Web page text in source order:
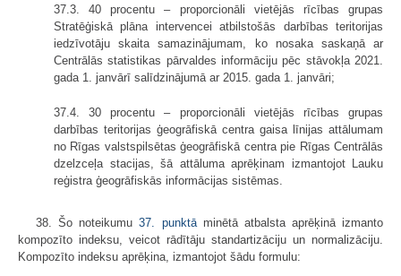
37.3. 40 procentu – proporcionāli vietējās rīcības grupas
Stratēģiskā plāna intervencei atbilstošās darbības teritorijas
iedzīvotāju skaita samazinājumam, ko nosaka saskaņā ar
Centrālās statistikas pārvaldes informāciju pēc stāvokļa 2021.
gada 1. janvārī salīdzinājumā ar 2015. gada 1. janvāri;
37.4. 30 procentu – proporcionāli vietējās rīcības grupas
darbības teritorijas ģeogrāfiskā centra gaisa līnijas attālumam
no Rīgas valstspilsētas ģeogrāfiskā centra pie Rīgas Centrālās
dzelzceļa stacijas, šā attāluma aprēķinam izmantojot Lauku
reģistra ģeogrāfiskās informācijas sistēmas.
38. Šo noteikumu37. punktāminētā atbalsta aprēķinā izmanto
kompozīto indeksu, veicot rādītāju standartizāciju un normalizāciju.
Kompozīto indeksu aprēķina, izmantojot šādu formulu: